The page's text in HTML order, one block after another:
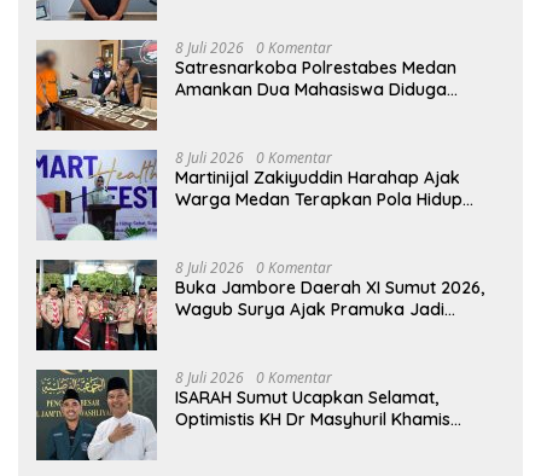
8 Juli 2026 0 Komentar
Satresnarkoba Polrestabes Medan
Amankan Dua Mahasiswa Diduga
8 Juli 2026 0 Komentar
Martinijal Zakiyuddin Harahap Ajak
Warga Medan Terapkan Pola Hidup
8 Juli 2026 0 Komentar
Buka Jambore Daerah XI Sumut 2026,
Wagub Surya Ajak Pramuka Jadi
8 Juli 2026 0 Komentar
ISARAH Sumut Ucapkan Selamat,
Optimistis KH Dr Masyhuril Khamis